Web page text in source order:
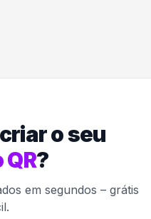
o seu
?
em segundos – grátis